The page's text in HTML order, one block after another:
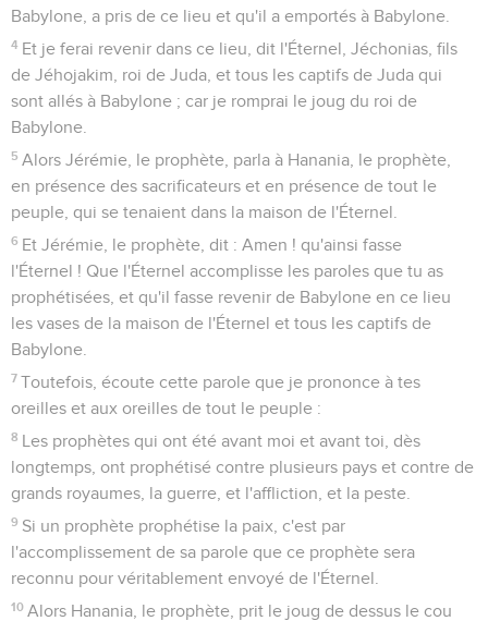
Babylone, a pris de ce lieu et qu'il a emportés à Babylone.
4 Et je ferai revenir dans ce lieu, dit l'Éternel, Jéchonias, fils
de Jéhojakim, roi de Juda, et tous les captifs de Juda qui
sont allés à Babylone ; car je romprai le joug du roi de
Babylone.
5 Alors Jérémie, le prophète, parla à Hanania, le prophète,
en présence des sacrificateurs et en présence de tout le
peuple, qui se tenaient dans la maison de l'Éternel.
6 Et Jérémie, le prophète, dit : Amen ! qu'ainsi fasse
l'Éternel ! Que l'Éternel accomplisse les paroles que tu as
prophétisées, et qu'il fasse revenir de Babylone en ce lieu
les vases de la maison de l'Éternel et tous les captifs de
Babylone.
7 Toutefois, écoute cette parole que je prononce à tes
oreilles et aux oreilles de tout le peuple :
8 Les prophètes qui ont été avant moi et avant toi, dès
longtemps, ont prophétisé contre plusieurs pays et contre de
grands royaumes, la guerre, et l'affliction, et la peste.
9 Si un prophète prophétise la paix, c'est par
l'accomplissement de sa parole que ce prophète sera
reconnu pour véritablement envoyé de l'Éternel.
10 Alors Hanania, le prophète, prit le joug de dessus le cou